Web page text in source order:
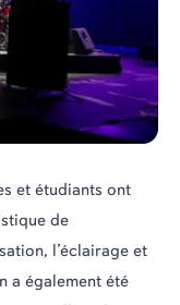
et étudiants ont
de
l’éclairage et
a également été